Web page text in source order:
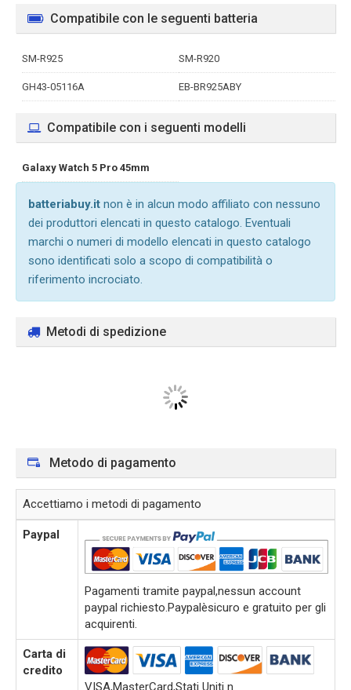
Compatibile con le seguenti batteria
SM-R925 SM-R920
GH43-05116A EB-BR925ABY
Compatibile con i seguenti modelli
Galaxy Watch 5 Pro 45mm
batteriabuy.it non è in alcun modo affiliato con nessuno
dei produttori elencati in questo catalogo. Eventuali
marchi o numeri di modello elencati in questo catalogo
sono identificati solo a scopo di compatibilità o
riferimento incrociato.
Metodi di spedizione
Metodo di pagamento
Accettiamo i metodi di pagamento
Paypal
Pagamenti tramite paypal,nessun account
paypal richiesto.Paypalèsicuro e gratuito per gli
acquirenti.
Carta di
credito
VISA,MasterCard,Stati Uniti n